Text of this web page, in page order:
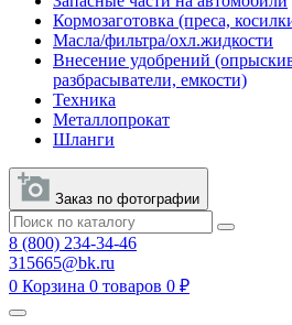
Кормозаготовка (преса,
Масла/фильтра/охл.жидкости
Внесение удобрений
разбрасыватели, емкости)
Техника
Металлопрокат
Шланги
Заказ по фотографии
8 (800) 234-34-46
315665@bk.ru
0 Корзина 0 товаров 0 ₽